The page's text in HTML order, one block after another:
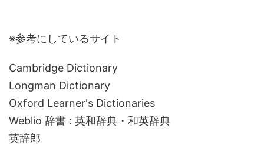
※参考にしているサイト
Cambridge Dictionary
Longman Dictionary
Oxford Learner's Dictionaries
Weblio 辞書 : 英和辞典・和英辞典
英辞郎